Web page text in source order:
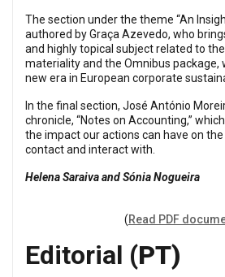
The section under the theme “An
authored by Graça Azevedo, who
and highly topical subject related to
materiality and the Omnibus package,
new era in European corporate
In the final section, José António
chronicle, “Notes on Accounting,”
the impact our actions can have on
contact and interact with.
Helena Saraiva and Sónia Nogueira
(Read PDF
Editorial (PT)